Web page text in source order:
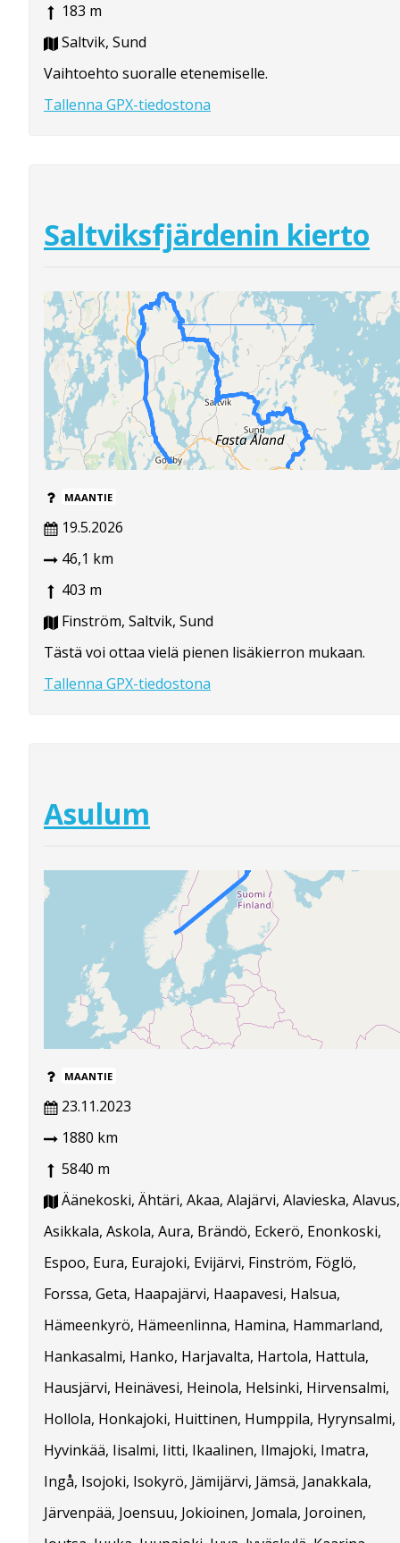
183 m
Saltvik, Sund
Vaihtoehto suoralle etenemiselle.
Tallenna GPX-tiedostona
Saltviksfjärdenin kierto
MAANTIE
19.5.2026
46,1 km
403 m
Finström, Saltvik, Sund
Tästä voi ottaa vielä pienen lisäkierron mukaan.
Tallenna GPX-tiedostona
Asulum
MAANTIE
23.11.2023
1880 km
5840 m
Äänekoski, Ähtäri, Akaa, Alajärvi, Alavieska, Alavus,
Asikkala, Askola, Aura, Brändö, Eckerö, Enonkoski,
Espoo, Eura, Eurajoki, Evijärvi, Finström, Föglö,
Forssa, Geta, Haapajärvi, Haapavesi, Halsua,
Hämeenkyrö, Hämeenlinna, Hamina, Hammarland,
Hankasalmi, Hanko, Harjavalta, Hartola, Hattula,
Hausjärvi, Heinävesi, Heinola, Helsinki, Hirvensalmi,
Hollola, Honkajoki, Huittinen, Humppila, Hyrynsalmi,
Hyvinkää, Iisalmi, Iitti, Ikaalinen, Ilmajoki, Imatra,
Ingå, Isojoki, Isokyrö, Jämijärvi, Jämsä, Janakkala,
Järvenpää, Joensuu, Jokioinen, Jomala, Joroinen,